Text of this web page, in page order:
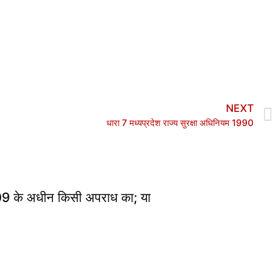
NEXT
धारा 7 मध्यप्रदेश राज्य सुरक्षा अधिनियम 1990
के अधीन किसी अपराध का; या